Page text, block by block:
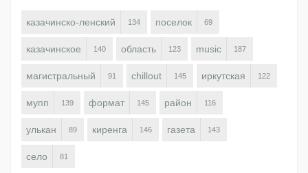
казачинско-ленский 134 поселок 69
казачинское 140 область 123 music 187
магистральный 91 chillout 145 иркутская 122
мупп 139 формат 145 район 116
улькан 89 киренга 146 газета 143
село 81